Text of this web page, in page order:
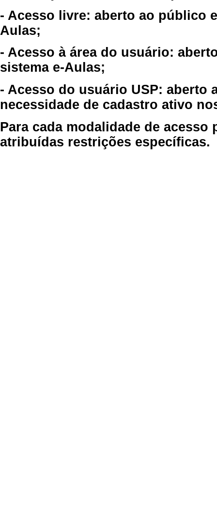
- Acesso livre: aberto ao público
Aulas;
- Acesso à área do usuário:
sistema e-Aulas;
- Acesso do usuário USP: aberto
necessidade de cadastro ativo
Para cada modalidade de
atribuídas restrições específicas.